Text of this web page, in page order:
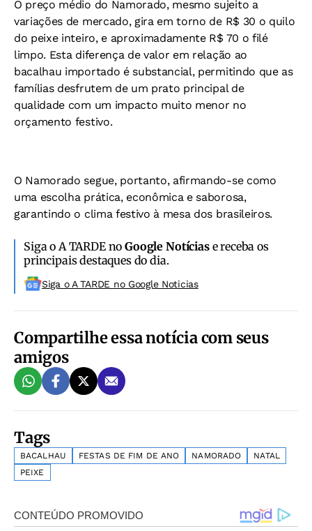
O preço médio do Namorado, mesmo sujeito a
variações de mercado, gira em torno de R$ 30 o quilo
do peixe inteiro, e aproximadamente R$ 70 o filé
limpo. Esta diferença de valor em relação ao
bacalhau importado é substancial, permitindo que as
famílias desfrutem de um prato principal de
qualidade com um impacto muito menor no
orçamento festivo.
O Namorado segue, portanto, afirmando-se como
uma escolha prática, econômica e saborosa,
garantindo o clima festivo à mesa dos brasileiros.
Siga o A TARDE noGoogle Notíciase receba os
principais destaques do dia.
Siga o A TARDE no Google Noticias
Compartilhe essa notícia com seus
amigos
Tags
BACALHAU FESTAS DE FIM DE ANO NAMORADO
NATAL
PEIXE